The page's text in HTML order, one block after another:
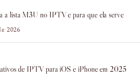
a lista M3U no IPTV e para que ela serve
2026
de IPTV para iOS e iPhone em 2025